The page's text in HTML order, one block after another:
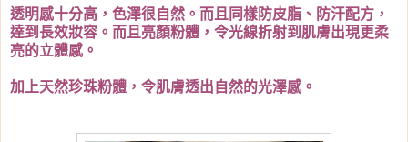
透明感十分高，色澤很自然。而且同樣防皮脂、防汗配方，
達到長效妝容。而且亮顏粉體，令光線折射到肌膚出現更柔
亮的立體感。
加上天然珍珠粉體，令肌膚透出自然的光澤感。